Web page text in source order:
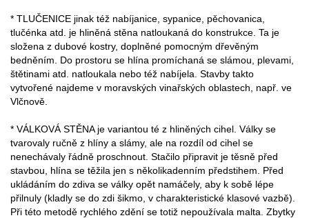
* TLUČENICE jinak též nabíjanice, sypanice, pěchovanica,
tlučénka atd. je hliněná stěna natloukaná do konstrukce. Ta je
složena z dubové kostry, doplněné pomocným dřevěným
bedněním. Do prostoru se hlína promíchaná se slámou, plevami,
štětinami atd. natloukala nebo též nabíjela. Stavby takto
vytvořené najdeme v moravských vinařských oblastech, např. ve
Vlčnově.
* VÁLKOVÁ STĚNA je variantou té z hliněných cihel. Války se
tvarovaly ručně z hlíny a slámy, ale na rozdíl od cihel se
nenechávaly řádně proschnout. Stačilo připravit je těsně před
stavbou, hlína se těžila jen s několikadenním předstihem. Před
ukládáním do zdiva se války opět namáčely, aby k sobě lépe
přilnuly (kladly se do zdi šikmo, v charakteristické klasové vazbě).
Při této metodě rychlého zdění se totiž nepoužívala malta. Zbytky